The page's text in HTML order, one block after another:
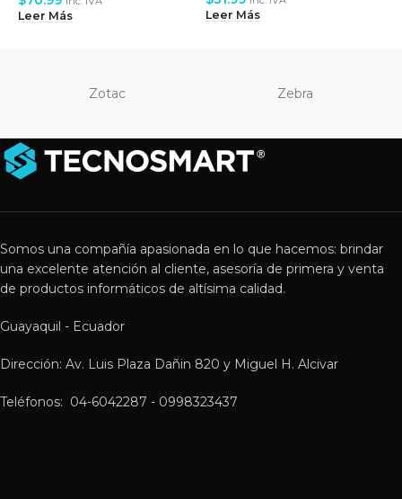
Leer Más Leer Más
Zotac Zebra
Somos una compañía apasionada en lo que hacemos: brindar
una excelente atención al cliente, asesoría de primera y venta
de productos informáticos de altísima calidad.
Guayaquil - Ecuador
Dirección: Av. Luis Plaza Dañin 820 y Miguel H. Alcivar
Teléfonos: 04-6042287 - 0998323437